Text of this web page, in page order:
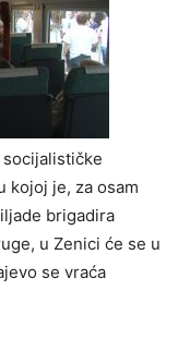
kojoj je, za osam
brigadira
u Zenici će se u
se vraća